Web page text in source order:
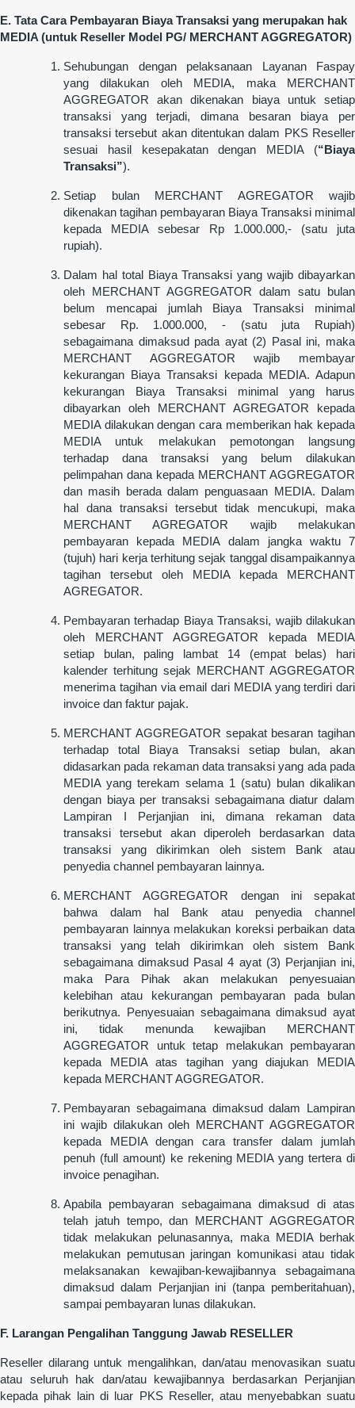
E. Tata Cara Pembayaran Biaya Transaksi yang merupakan hak
MEDIA (untuk Reseller Model PG/ MERCHANT AGGREGATOR)
Sehubungan dengan pelaksanaan Layanan Faspay
yang dilakukan oleh MEDIA, maka MERCHANT
AGGREGATOR akan dikenakan biaya untuk setiap
transaksi yang terjadi, dimana besaran biaya per
transaksi tersebut akan ditentukan dalam PKS Reseller
sesuai hasil kesepakatan dengan MEDIA (“Biaya
Transaksi”).
Setiap bulan MERCHANT AGREGATOR wajib
dikenakan tagihan pembayaran Biaya Transaksi minimal
kepada MEDIA sebesar Rp 1.000.000,- (satu juta
rupiah).
Dalam hal total Biaya Transaksi yang wajib dibayarkan
oleh MERCHANT AGGREGATOR dalam satu bulan
belum mencapai jumlah Biaya Transaksi minimal
sebesar Rp. 1.000.000, - (satu juta Rupiah)
sebagaimana dimaksud pada ayat (2) Pasal ini, maka
MERCHANT AGGREGATOR wajib membayar
kekurangan Biaya Transaksi kepada MEDIA. Adapun
kekurangan Biaya Transaksi minimal yang harus
dibayarkan oleh MERCHANT AGREGATOR kepada
MEDIA dilakukan dengan cara memberikan hak kepada
MEDIA untuk melakukan pemotongan langsung
terhadap dana transaksi yang belum dilakukan
pelimpahan dana kepada MERCHANT AGGREGATOR
dan masih berada dalam penguasaan MEDIA. Dalam
hal dana transaksi tersebut tidak mencukupi, maka
MERCHANT AGREGATOR wajib melakukan
pembayaran kepada MEDIA dalam jangka waktu 7
(tujuh) hari kerja terhitung sejak tanggal disampaikannya
tagihan tersebut oleh MEDIA kepada MERCHANT
AGREGATOR.
Pembayaran terhadap Biaya Transaksi, wajib dilakukan
oleh MERCHANT AGGREGATOR kepada MEDIA
setiap bulan, paling lambat 14 (empat belas) hari
kalender terhitung sejak MERCHANT AGGREGATOR
menerima tagihan via email dari MEDIA yang terdiri dari
invoice dan faktur pajak.
MERCHANT AGGREGATOR sepakat besaran tagihan
terhadap total Biaya Transaksi setiap bulan, akan
didasarkan pada rekaman data transaksi yang ada pada
MEDIA yang terekam selama 1 (satu) bulan dikalikan
dengan biaya per transaksi sebagaimana diatur dalam
Lampiran I Perjanjian ini, dimana rekaman data
transaksi tersebut akan diperoleh berdasarkan data
transaksi yang dikirimkan oleh sistem Bank atau
penyedia channel pembayaran lainnya.
MERCHANT AGGREGATOR dengan ini sepakat
bahwa dalam hal Bank atau penyedia channel
pembayaran lainnya melakukan koreksi perbaikan data
transaksi yang telah dikirimkan oleh sistem Bank
sebagaimana dimaksud Pasal 4 ayat (3) Perjanjian ini,
maka Para Pihak akan melakukan penyesuaian
kelebihan atau kekurangan pembayaran pada bulan
berikutnya. Penyesuaian sebagaimana dimaksud ayat
ini, tidak menunda kewajiban MERCHANT
AGGREGATOR untuk tetap melakukan pembayaran
kepada MEDIA atas tagihan yang diajukan MEDIA
kepada MERCHANT AGGREGATOR.
Pembayaran sebagaimana dimaksud dalam Lampiran
ini wajib dilakukan oleh MERCHANT AGGREGATOR
kepada MEDIA dengan cara transfer dalam jumlah
penuh (full amount) ke rekening MEDIA yang tertera di
invoice penagihan.
Apabila pembayaran sebagaimana dimaksud di atas
telah jatuh tempo, dan MERCHANT AGGREGATOR
tidak melakukan pelunasannya, maka MEDIA berhak
melakukan pemutusan jaringan komunikasi atau tidak
melaksanakan kewajiban-kewajibannya sebagaimana
dimaksud dalam Perjanjian ini (tanpa pemberitahuan),
sampai pembayaran lunas dilakukan.
F. Larangan Pengalihan Tanggung Jawab RESELLER
Reseller dilarang untuk mengalihkan, dan/atau menovasikan suatu
atau seluruh hak dan/atau kewajibannya berdasarkan Perjanjian
kepada pihak lain di luar PKS Reseller, atau menyebabkan suatu